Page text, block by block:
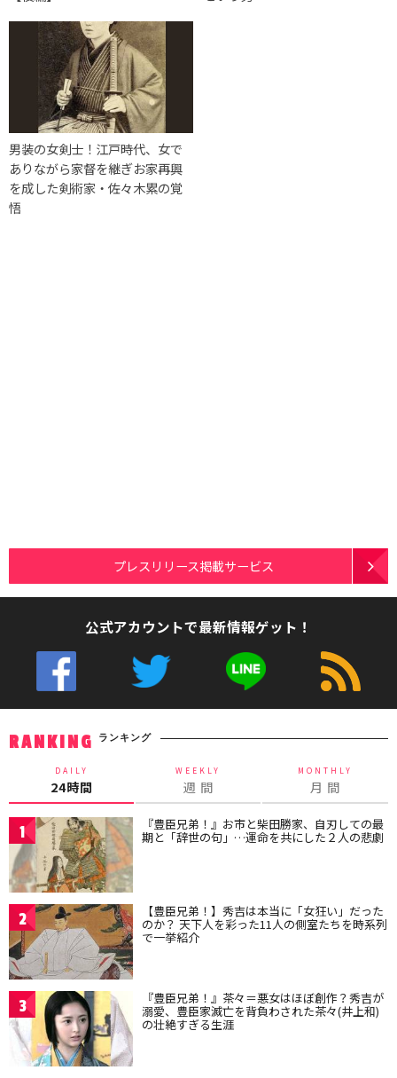
男装の女剣士！江戸時代、女で
ありながら家督を継ぎお家再興
を成した剣術家・佐々木累の覚
悟
プレスリリース掲載サービス
公式アカウントで最新情報ゲット！
RANKING ランキング
DAILY
24時間
WEEKLY
週 間
MONTHLY
月 間
1 『豊臣兄弟！』お市と柴田勝家、自刃しての最
期と「辞世の句」…運命を共にした２人の悲劇
2 【豊臣兄弟！】秀吉は本当に「女狂い」だった
のか？ 天下人を彩った11人の側室たちを時系列
で一挙紹介
3 『豊臣兄弟！』茶々＝悪女はほぼ創作？秀吉が
溺愛、豊臣家滅亡を背負わされた茶々(井上和)
の壮絶すぎる生涯